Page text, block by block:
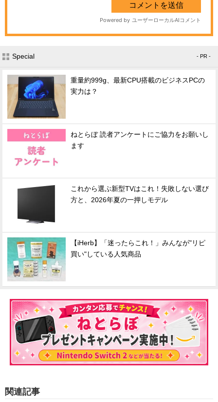
Special - PR -
重量約999g、最新CPU搭載のビジネスPCの
実力は？
ねとらぼ 読者アンケートにご協力をお願いし
ます
これから選ぶ新型TVはこれ！失敗しない選び
方と、2026年夏の一押しモデル
【iHerb】「迷ったらこれ！」みんなが"リピ
買い"している人気商品
関連記事